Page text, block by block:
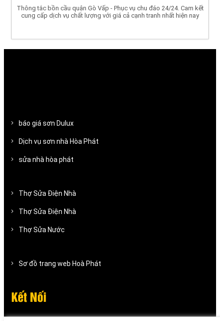
Thông tắc bồn cầu quận Gò Vấp - Phục vụ chu đáo 24/24. Cam kết
cung cấp dịch vụ chất lượng với giá cả cạnh tranh nhất hiện nay
báo giá sơn Dulux
Dịch vụ sơn nhà Hòa Phát
sửa nhà hòa phát
Thợ Sửa Điện Nhà
Thợ Sửa Điện Nhà
Thợ Sửa Nước
Sơ đồ trang web Hoà Phát
Kết Nối